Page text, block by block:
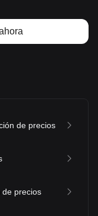
de precios
de precios